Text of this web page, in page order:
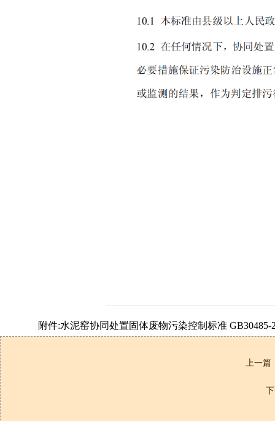
附件:水泥窑协同处置固体废物污染控制标准 GB30485-
上一篇